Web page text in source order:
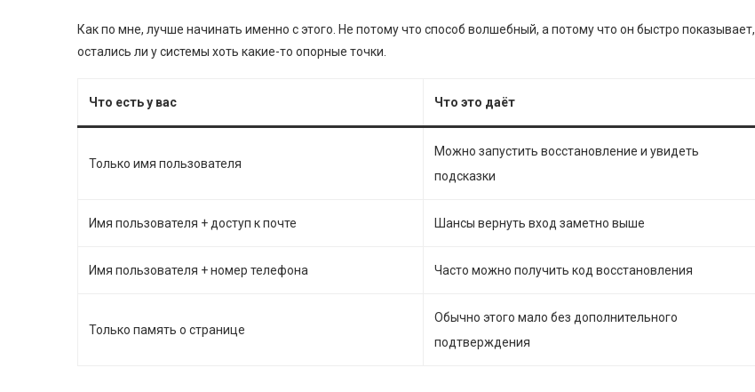
Как по мне, лучше начинать именно с этого. Не потому что способ волшебный, а потому что он быстро показывает,
остались ли у системы хоть какие-то опорные точки.
Что есть у вас Что это даёт
Только имя пользователя
Можно запустить восстановление и увидеть
подсказки
Имя пользователя + доступ к почте Шансы вернуть вход заметно выше
Имя пользователя + номер телефона Часто можно получить код восстановления
Только память о странице
Обычно этого мало без дополнительного
подтверждения